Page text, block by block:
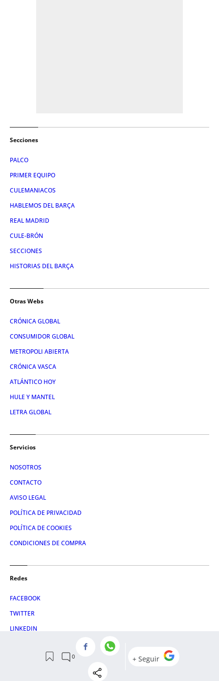
Secciones
PALCO
PRIMER EQUIPO
CULEMANIACOS
HABLEMOS DEL BARÇA
REAL MADRID
CULE-BRÓN
SECCIONES
HISTORIAS DEL BARÇA
Otras Webs
CRÓNICA GLOBAL
CONSUMIDOR GLOBAL
METROPOLI ABIERTA
CRÓNICA VASCA
ATLÁNTICO HOY
HULE Y MANTEL
LETRA GLOBAL
Servicios
NOSOTROS
CONTACTO
AVISO LEGAL
POLÍTICA DE PRIVACIDAD
POLÍTICA DE COOKIES
CONDICIONES DE COMPRA
Redes
FACEBOOK
TWITTER
LINKEDIN
© 2026 Crónica Global Media, SL